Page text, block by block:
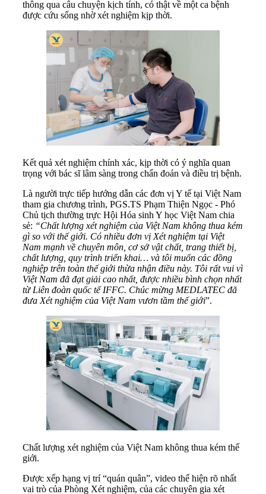
thông qua câu chuyện kịch tính, có thật về một ca bệnh
được cứu sống nhờ xét nghiệm kịp thời.
Kết quả xét nghiệm chính xác, kịp thời có ý nghĩa quan
trọng với bác sĩ lâm sàng trong chẩn đoán và điều trị bệnh.
Là người trực tiếp hướng dẫn các đơn vị Y tế tại Việt Nam
tham gia chương trình, PGS.TS Phạm Thiện Ngọc - Phó
Chủ tịch thường trực Hội Hóa sinh Y học Việt Nam chia
sẻ: “Chất lượng xét nghiệm của Việt Nam không thua kém
gì so với thế giới. Có nhiều đơn vị Xét nghiệm tại Việt
Nam mạnh về chuyên môn, cơ sở vật chất, trang thiết bị,
chất lượng, quy trình triển khai… và tôi muốn các đồng
nghiệp trên toàn thế giới thừa nhận điều này. Tôi rất vui vì
Việt Nam đã đạt giải cao nhất, được nhiều bình chọn nhất
từ Liên đoàn quốc tế IFFC. Chúc mừng MEDLATEC đã
đưa Xét nghiệm của Việt Nam vươn tầm thế giới”.
Chất lượng xét nghiệm của Việt Nam không thua kém thế
giới.
Được xếp hạng vị trí “quán quân”, video thể hiện rõ nhất
vai trò của Phòng Xét nghiệm, của các chuyên gia xét